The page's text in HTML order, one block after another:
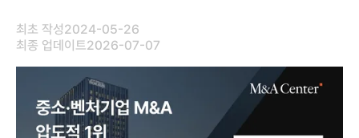
최초 작성2024-05-26
최종 업데이트2026-07-07